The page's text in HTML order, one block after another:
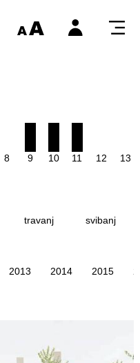
8 9 10 11 12 13
travanj svibanj
2013 2014 2015